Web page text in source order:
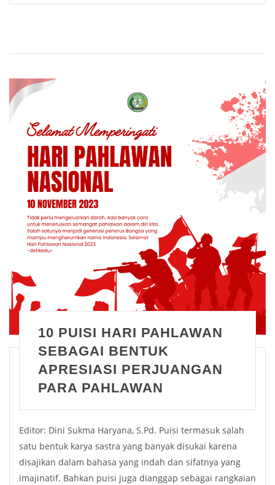
10 PUISI HARI PAHLAWAN
SEBAGAI BENTUK
APRESIASI PERJUANGAN
PARA PAHLAWAN
Editor: Dini Sukma Haryana, S.Pd. Puisi termasuk salah
satu bentuk karya sastra yang banyak disukai karena
disajikan dalam bahasa yang indah dan sifatnya yang
imajinatif. Bahkan puisi juga dianggap sebagai rangkaian